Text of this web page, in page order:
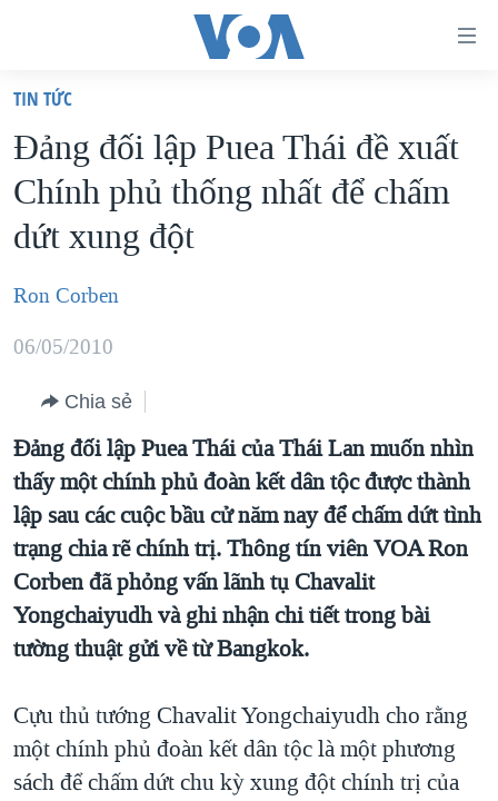
truy
cập
Tới
nội
chính
điều
hướng
Đi
tới
"Tìm"
VIỆT NAM
HOA KỲ
BIỂN ĐÔNG
THẾ GIỚI
DIỄN ĐÀN
MỤC
TỰ DO BÁO CHÍ
VẠCH TRẦN TIN GIẢ
NGƯỜI VIỆT HẢI NGOẠI
ĐỜI SỐNG
KINH TẾ
KHOA HỌC
VĂN HOÁ
THỂ THAO
CHUYÊN ĐỀ
CHIẾN TRANH THƯƠNG MẠI CỦA MỸ: QUÁ KHỨ VÀ HIỆN
HÀNH TRÌNH BẦU CỬ 2024
MỘT NĂM CHIẾN TRANH TẠI DẢI GAZA
GIẢI MÃ VÀNH ĐAI & CON ĐƯỜNG
NGÀY TỊ NẠN THẾ GIỚI
TRỊNH VĨNH BÌNH - NGƯỜI HẠ 'BÊN THẮNG CUỘC'
GROUND ZERO – XƯA VÀ NAY
CHI PHÍ CHIẾN TRANH AFGHANISTAN
HỌC TIẾNG ANH
VIDEO
NGHE
MẠNG XÃ HỘI
Ngôn ngữ khác
TIN TỨC
Đảng đối lập Puea Thái đề xuất
Chính phủ thống nhất để chấm
dứt xung đột
Ron Corben
06/05/2010
Chia sẻ
Đảng đối lập Puea Thái của Thái Lan muốn nhìn
thấy một chính phủ đoàn kết dân tộc được thành
lập sau các cuộc bầu cử năm nay để chấm dứt tình
trạng chia rẽ chính trị. Thông tín viên VOA Ron
Corben đã phỏng vấn lãnh tụ Chavalit
Yongchaiyudh và ghi nhận chi tiết trong bài
tường thuật gửi về từ Bangkok.
Cựu thủ tướng Chavalit Yongchaiyudh cho rằng
một chính phủ đoàn kết dân tộc là một phương
sách để chấm dứt chu kỳ xung đột chính trị của